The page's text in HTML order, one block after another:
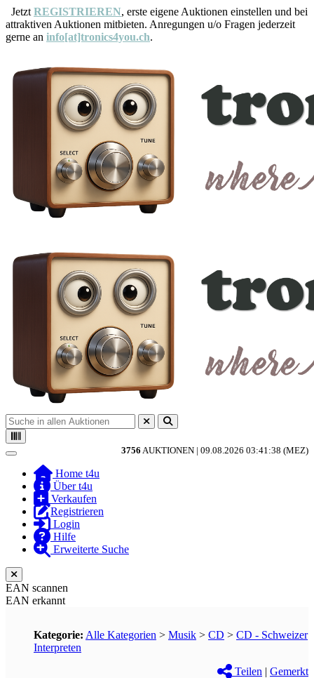
Jetzt REGISTRIEREN, erste eigene Auktionen einstellen und bei
attraktiven Auktionen mitbieten. Anregungen u/o Fragen jederzeit
gerne an info[at]tronics4you.ch.
3756 AUKTIONEN | 09.08.2026 03:41:38 (MEZ)
Toggle navigation
Home t4u
Über t4u
Verkaufen
Registrieren
Login
Hilfe
Erweiterte Suche
EAN scannen
EAN erkannt
Kategorie: Alle Kategorien > Musik > CD > CD - Schweizer
Interpreten
Teilen | Gemerkt